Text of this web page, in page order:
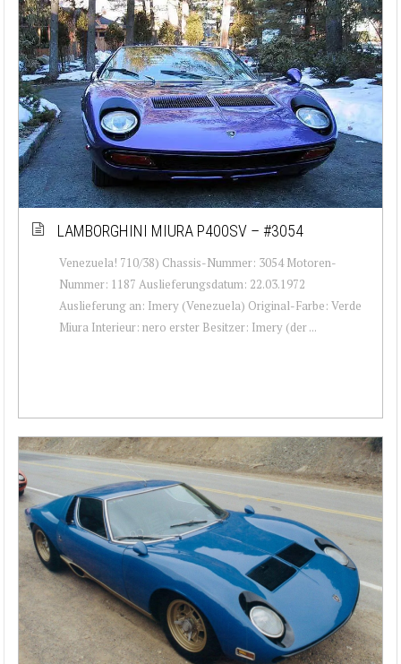
LAMBORGHINI MIURA P400SV – #3054
Venezuela! 710/38) Chassis-Nummer: 3054 Motoren-
Nummer: 1187 Auslieferungsdatum: 22.03.1972
Auslieferung an: Imery (Venezuela) Original-Farbe: Verde
Miura Interieur: nero erster Besitzer: Imery (der ...